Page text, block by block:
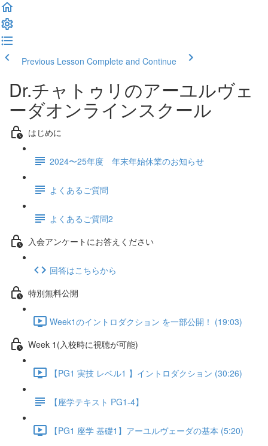
Previous Lesson Complete and Continue
Dr.チャトゥリのアーユルヴェ
ーダオンラインスクール
はじめに
2024〜25年度 年末年始休業のお知らせ
よくあるご質問
よくあるご質問2
入会アンケートにお答えください
回答はこちらから
特別無料公開
Week1のイントロダクション を一部公開！ (19:03)
Week 1(入校時に視聴が可能)
【PG1 実技 レベル1 】イントロダクション (30:26)
【座学テキスト PG1-4】
【PG1 座学 基礎1】アーユルヴェーダの基本 (5:20)